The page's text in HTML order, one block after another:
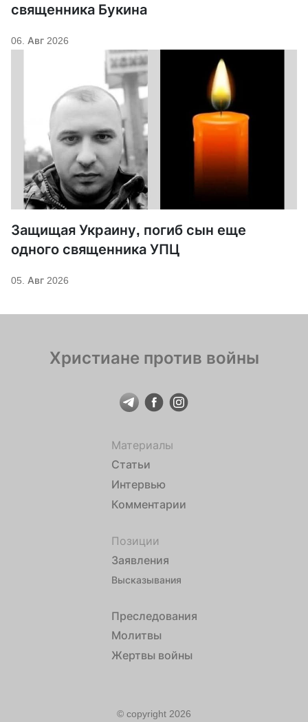
священника Букина
06. Авг 2026
Защищая Украину, погиб сын еще
одного священника УПЦ
05. Авг 2026
Христиане против войны
Материалы
Статьи
Интервью
Комментарии
Позиции
Заявления
Высказывания
Преследования
Молитвы
Жертвы войны
© copyright 2026